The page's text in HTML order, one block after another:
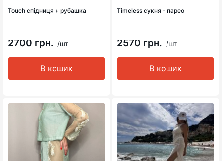
Touch спідниця + рубашка
2700 грн. /шт
В кошик
Timeless сукня - парео
2570 грн. /шт
В кошик